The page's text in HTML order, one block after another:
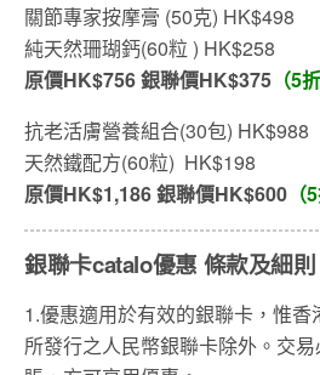
關節專家按摩膏 (50克) HK$498
純天然珊瑚鈣(60粒 ) HK$258
原價HK$756 銀聯價HK$375 （5
抗老活膚營養組合(30包) HK$988
天然鐵配方(60粒) HK$198
原價HK$1,186 銀聯價HK$600 （
銀聯卡catalo優惠 條款及細則
1.優惠適用於有效的銀聯卡，惟
所發行之人民幣銀聯卡除外。交